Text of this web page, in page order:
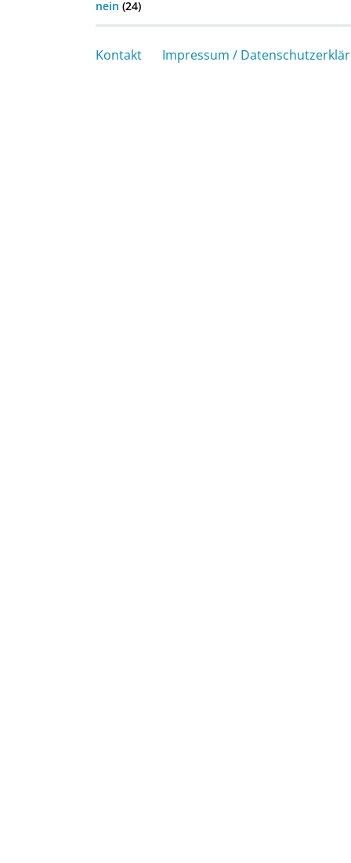
nein (24)
Kontakt Impressum /